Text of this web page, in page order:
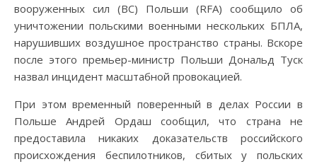
вооруженных сил (ВС) Польши (RFA) сообщило об
уничтожении польскими военными нескольких БПЛА,
нарушивших воздушное пространство страны. Вскоре
после этого премьер-министр Польши Дональд Туск
назвал инцидент масштабной провокацией.
При этом временный поверенный в делах России в
Польше Андрей Ордаш сообщил, что страна не
предоставила никаких доказательств российского
происхождения беспилотников, сбитых у польских